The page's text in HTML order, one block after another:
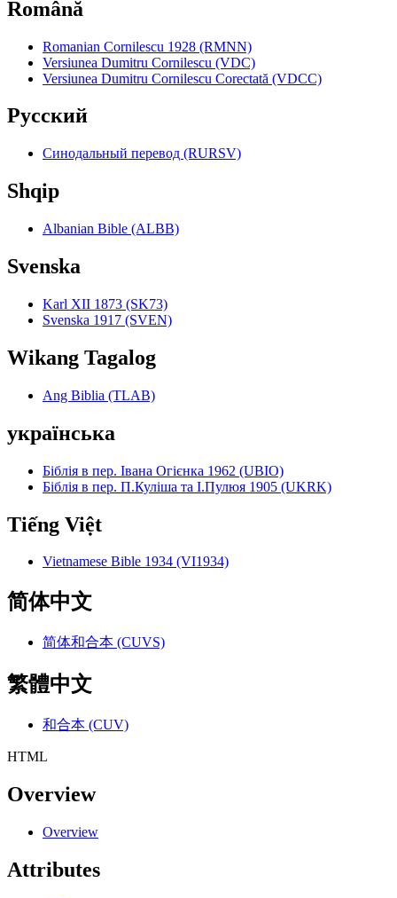
Română
Romanian Cornilescu 1928 (RMNN)
Versiunea Dumitru Cornilescu (VDC)
Versiunea Dumitru Cornilescu Corectată (VDCC)
Pyccкий
Синодальный перевод (RURSV)
Shqip
Albanian Bible (ALBB)
Svenska
Karl XII 1873 (SK73)
Svenska 1917 (SVEN)
Wikang Tagalog
Ang Biblia (TLAB)
українська
Біблія в пер. Івана Огієнка 1962 (UBIO)
Біблія в пер. П.Куліша та І.Пулюя 1905 (UKRK)
Tiếng Việt
Vietnamese Bible 1934 (VI1934)
简体中文
简体和合本 (CUVS)
繁體中文
和合本 (CUV)
HTML
Overview
Overview
Attributes